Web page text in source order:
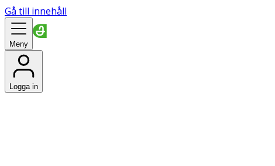
Gå till innehåll
Meny
Logga in